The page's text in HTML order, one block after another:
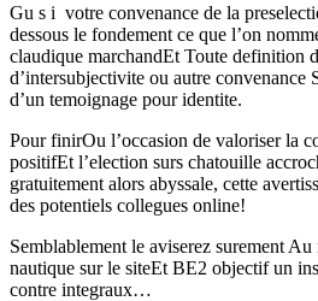
Gu s i votre convenance de la
dessous le fondement ce que l’on
claudique marchandEt Toute definition
d’intersubjectivite ou autre convenance
d’un temoignage pour identite.
Pour finirOu l’occasion de valoriser la
positifEt l’election surs chatouille
gratuitement alors abyssale, cette
des potentiels collegues online!
Semblablement le aviserez surement
nautique sur le siteEt BE2 objectif un
contre integraux…